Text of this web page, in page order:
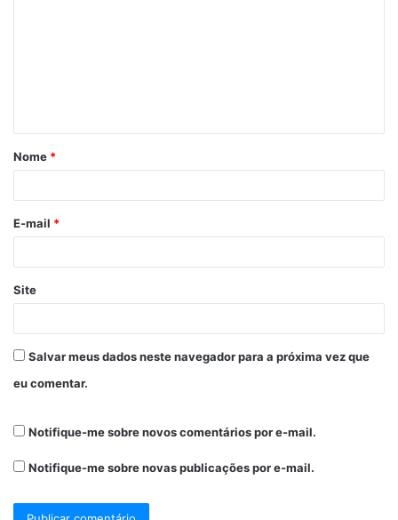
Nome *
E-mail *
Site
Salvar meus dados neste navegador para a próxima vez que
eu comentar.
Notifique-me sobre novos comentários por e-mail.
Notifique-me sobre novas publicações por e-mail.